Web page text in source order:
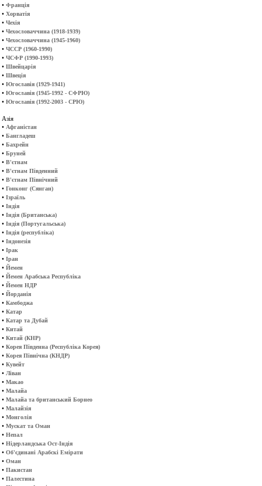
• Франція
• Хорватія
• Чехія
• Чехословаччина (1918-1939)
• Чехословаччина (1945-1960)
• ЧССР (1960-1990)
• ЧСФР (1990-1993)
• Швейцарія
• Швеція
• Югославія (1929-1941)
• Югославія (1945-1992 - СФРЮ)
• Югославія (1992-2003 - СРЮ)
Азія
• Афганістан
• Бангладеш
• Бахрейн
• Бруней
• В'єтнам
• В'єтнам Південний
• В'єтнам Північний
• Гонконг (Сянган)
• Ізраїль
• Індія
• Індія (Британська)
• Індія (Португальська)
• Індія (республіка)
• Індонезія
• Ірак
• Іран
• Йемен
• Йемен Арабська Республіка
• Йемен НДР
• Йорданія
• Камбоджа
• Катар
• Катар та Дубай
• Китай
• Китай (КНР)
• Корея Південна (Республіка Корея)
• Корея Північна (КНДР)
• Кувейт
• Ліван
• Макао
• Малайа
• Малайа та британський Борнео
• Малайзія
• Монголія
• Мускат та Оман
• Непал
• Нідерландська Ост-Індія
• Об'єдинані Арабскі Емірати
• Оман
• Пакистан
• Палестина